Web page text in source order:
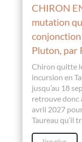
CHIRON
mutation
conjonction
Pluton, par
Chiron quitte
incursion en
jusqu’au 18
retrouve donc
avril 2027
Taureau qu’il